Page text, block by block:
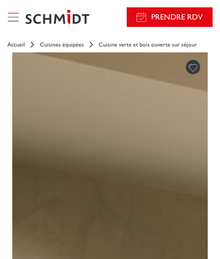
PRENDRE RDV
Accueil Cuisines équipées Cuisine verte et bois ouverte sur séjour